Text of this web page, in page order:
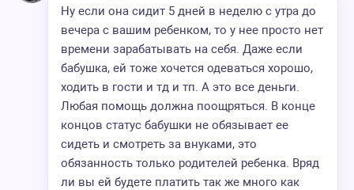
Ну если она сидит 5 дней в неделю с утра до
вечера с вашим ребенком, то у нее просто нет
времени зарабатывать на себя. Даже если
бабушка, ей тоже хочется одеваться хорошо,
ходить в гости и тд и тп. А это все деньги.
Любая помощь должна поощряться. В конце
концов статус бабушки не обязывает ее
сидеть и смотреть за внуками, это
обязанность только родителей ребенка. Вряд
ли вы ей будете платить так же много как